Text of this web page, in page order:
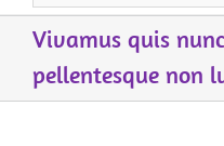
Vivamus quis
pellentesque non